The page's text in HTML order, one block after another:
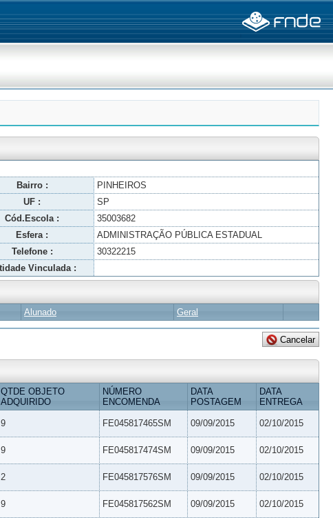
Bairro :
PINHEIROS
UF :
SP
Cód.Escola :
35003682
Esfera :
ADMINISTRAÇÃO PÚBLICA ESTADUAL
Telefone :
30322215
Vinculada :
Alunado Geral
QTDE OBJETO
ADQUIRIDO
NÚMERO
ENCOMENDA
DATA
POSTAGEM
DATA
ENTREGA
9 FE045817465SM 09/09/2015 02/10/2015
9 FE045817474SM 09/09/2015 02/10/2015
2 FE045817576SM 09/09/2015 02/10/2015
9 FE045817562SM 09/09/2015 02/10/2015